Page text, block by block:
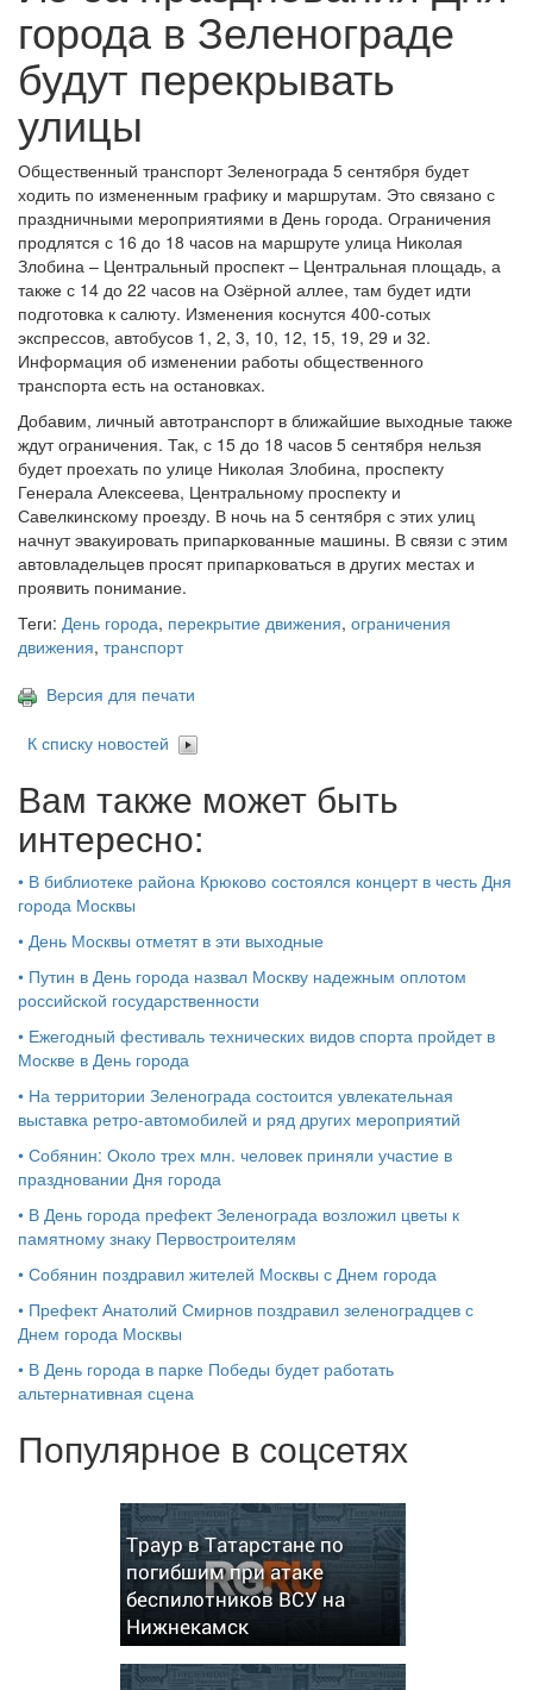
города в Зеленограде
будут перекрывать
улицы
Общественный транспорт Зеленограда 5 сентября будет
ходить по измененным графику и маршрутам. Это связано с
праздничными мероприятиями в День города. Ограничения
продлятся с 16 до 18 часов на маршруте улица Николая
Злобина – Центральный проспект – Центральная площадь, а
также с 14 до 22 часов на Озёрной аллее, там будет идти
подготовка к салюту. Изменения коснутся 400-сотых
экспрессов, автобусов 1, 2, 3, 10, 12, 15, 19, 29 и 32.
Информация об изменении работы общественного
транспорта есть на остановках.
Добавим, личный автотранспорт в ближайшие выходные также
ждут ограничения. Так, с 15 до 18 часов 5 сентября нельзя
будет проехать по улице Николая Злобина, проспекту
Генерала Алексеева, Центральному проспекту и
Савелкинскому проезду. В ночь на 5 сентября с этих улиц
начнут эвакуировать припаркованные машины. В связи с этим
автовладельцев просят припарковаться в других местах и
проявить понимание.
Теги: День города, перекрытие движения, ограничения
движения, транспорт
Версия для печати
К списку новостей
Вам также может быть
интересно:
• В библиотеке района Крюково состоялся концерт в честь Дня
города Москвы
• День Москвы отметят в эти выходные
• Путин в День города назвал Москву надежным оплотом
российской государственности
• Ежегодный фестиваль технических видов спорта пройдет в
Москве в День города
• На территории Зеленограда состоится увлекательная
выставка ретро-автомобилей и ряд других мероприятий
• Собянин: Около трех млн. человек приняли участие в
праздновании Дня города
• В День города префект Зеленограда возложил цветы к
памятному знаку Первостроителям
• Собянин поздравил жителей Москвы с Днем города
• Префект Анатолий Смирнов поздравил зеленоградцев с
Днем города Москвы
• В День города в парке Победы будет работать
альтернативная сцена
Популярное в соцсетях
Траур в Татарстане по
погибшим при атаке
беспилотников ВСУ на
Нижнекамск